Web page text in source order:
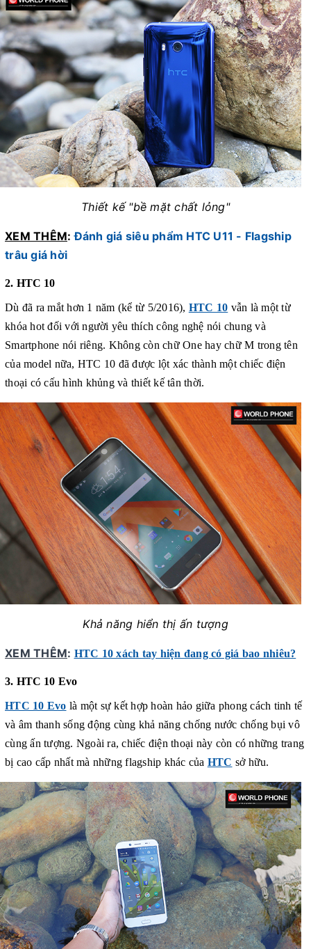
Thiết kế "bề mặt chất lỏng"
XEM THÊM:Đánh giá siêu phẩm HTC U11 - Flagship
trâu giá hời
2. HTC 10
Dù đã ra mắt hơn 1 năm (kể từ 5/2016), HTC 10 vẫn là một từ
khóa hot đối với người yêu thích công nghệ nói chung và
Smartphone nói riêng. Không còn chữ One hay chữ M trong tên
của model nữa, HTC 10 đã được lột xác thành một chiếc điện
thoại có cấu hình khủng và thiết kế tân thời.
Khả năng hiển thị ấn tượng
XEM THÊM: HTC 10 xách tay hiện đang có giá bao nhiêu?
3. HTC 10 Evo
HTC 10 Evo là một sự kết hợp hoàn hảo giữa phong cách tinh tế
và âm thanh sống động cùng khả năng chống nước chống bụi vô
cùng ấn tượng. Ngoài ra, chiếc điện thoại này còn có những trang
bị cao cấp nhất mà những flagship khác của HTC sở hữu.